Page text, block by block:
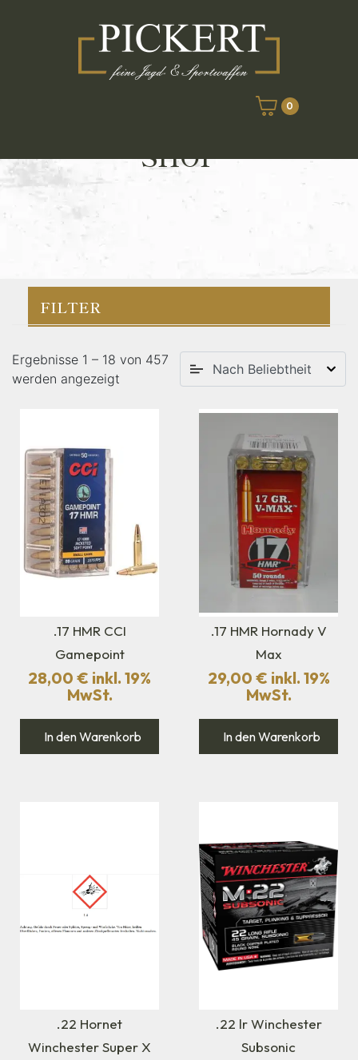
0
SHOP
FILTER
Ergebnisse 1 – 18 von 457
werden angezeigt
.17 HMR CCI
Gamepoint
28,00 € inkl. 19%
MwSt.
In den Warenkorb
.17 HMR Hornady V
Max
29,00 € inkl. 19%
MwSt.
In den Warenkorb
.22 Hornet
Winchester Super X
.22 lr Winchester
Subsonic